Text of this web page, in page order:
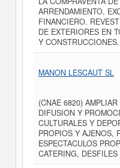
ARRENDAMIENTO,
FINANCIERO.
DE EXTERIORES EN
Y CONSTRUCCIONES.
MANON LESCAUT SL
(CNAE 6820)
DIFUSION Y
CULTURALES Y
PROPIOS Y AJENOS,
ESPECTACULOS
CATERING,